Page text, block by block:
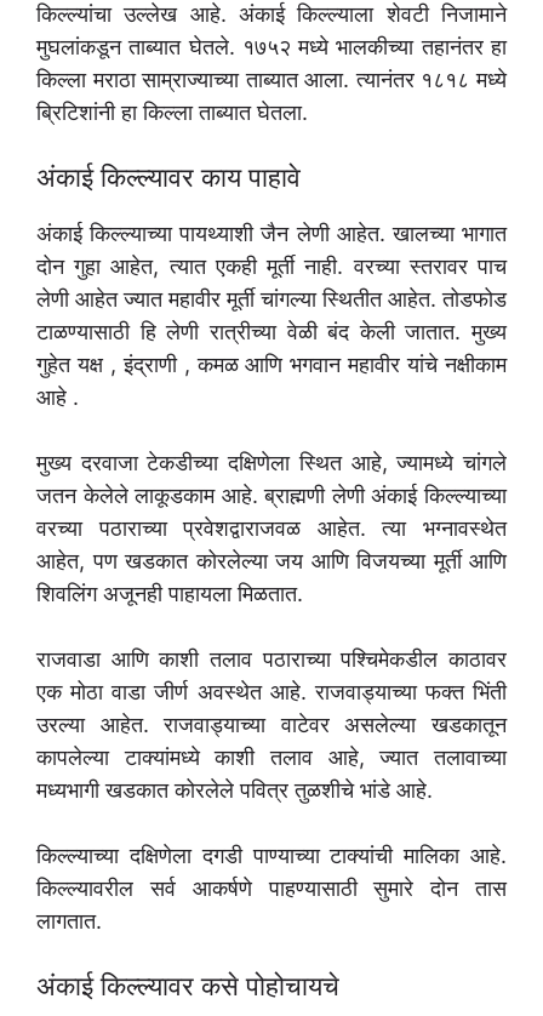
किल्ल्यांचा उल्लेख आहे. अंकाई किल्ल्याला शेवटी निजामाने
मुघलांकडून ताब्यात घेतले. १७५२ मध्ये भालकीच्या तहानंतर हा
किल्ला मराठा साम्राज्याच्या ताब्यात आला. त्यानंतर १८१८ मध्ये
ब्रिटिशांनी हा किल्ला ताब्यात घेतला.
अंकाई किल्ल्यावर काय पाहावे
अंकाई किल्ल्याच्या पायथ्याशी जैन लेणी आहेत. खालच्या भागात
दोन गुहा आहेत, त्यात एकही मूर्ती नाही. वरच्या स्तरावर पाच
लेणी आहेत ज्यात महावीर मूर्ती चांगल्या स्थितीत आहेत. तोडफोड
टाळण्यासाठी हि लेणी रात्रीच्या वेळी बंद केली जातात. मुख्य
गुहेत यक्ष , इंद्राणी , कमळ आणि भगवान महावीर यांचे नक्षीकाम
आहे .
मुख्य दरवाजा टेकडीच्या दक्षिणेला स्थित आहे, ज्यामध्ये चांगले
जतन केलेले लाकूडकाम आहे. ब्राह्मणी लेणी अंकाई किल्ल्याच्या
वरच्या पठाराच्या प्रवेशद्वाराजवळ आहेत. त्या भग्नावस्थेत
आहेत, पण खडकात कोरलेल्या जय आणि विजयच्या मूर्ती आणि
शिवलिंग अजूनही पाहायला मिळतात.
राजवाडा आणि काशी तलाव पठाराच्या पश्चिमेकडील काठावर
एक मोठा वाडा जीर्ण अवस्थेत आहे. राजवाड्याच्या फक्त भिंती
उरल्या आहेत. राजवाड्याच्या वाटेवर असलेल्या खडकातून
कापलेल्या टाक्यांमध्ये काशी तलाव आहे, ज्यात तलावाच्या
मध्यभागी खडकात कोरलेले पवित्र तुळशीचे भांडे आहे.
किल्ल्याच्या दक्षिणेला दगडी पाण्याच्या टाक्यांची मालिका आहे.
किल्ल्यावरील सर्व आकर्षणे पाहण्यासाठी सुमारे दोन तास
लागतात.
अंकाई किल्ल्यावर कसे पोहोचायचे